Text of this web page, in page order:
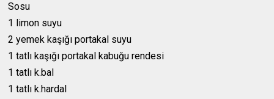
Sosu
1 limon suyu
2 yemek kaşığı portakal suyu
1 tatlı kaşığı portakal kabuğu rendesi
1 tatlı k.bal
1 tatlı k.hardal